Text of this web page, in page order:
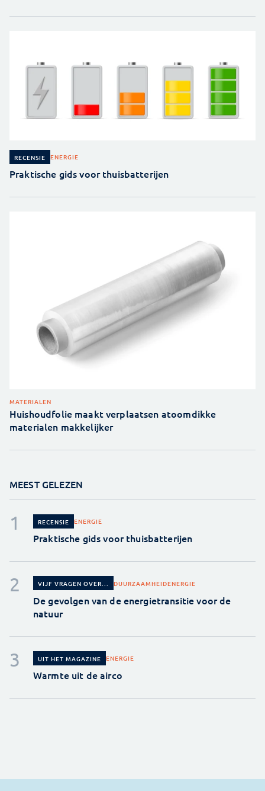
RECENSIE ENERGIE
Praktische gids voor thuisbatterijen
MATERIALEN
Huishoudfolie maakt verplaatsen atoomdikke
materialen makkelijker
MEEST GELEZEN
RECENSIE ENERGIE
Praktische gids voor thuisbatterijen
VIJF VRAGEN OVER... DUURZAAMHEIDENERGIE
De gevolgen van de energietransitie voor de
natuur
UIT HET MAGAZINE ENERGIE
Warmte uit de airco